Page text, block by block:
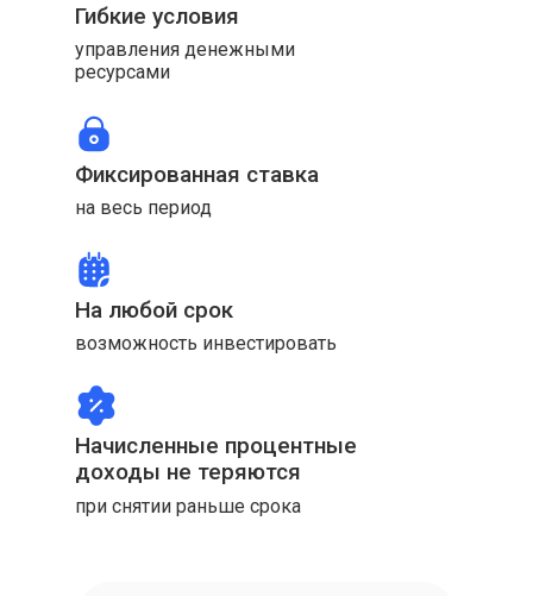
Гибкие условия
Фиксированная ставка
Начисленные процентные
доходы не теряются
На любой срок
управления денежными
ресурсами
на весь период
при снятии раньше срока
возможность инвестировать